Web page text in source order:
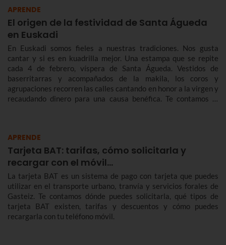
APRENDE
El origen de la festividad de Santa Águeda
en Euskadi
En Euskadi somos fieles a nuestras tradiciones. Nos gusta
cantar y si es en kuadrilla mejor. Una estampa que se repite
cada 4 de febrero, víspera de Santa Águeda. Vestidos de
baserritarras y acompañados de la makila, los coros y
agrupaciones recorren las calles cantando en honor a la virgen y
recaudando dinero para una causa benéfica. Te contamos la
APRENDE
Tarjeta BAT: tarifas, cómo solicitarla y
recargar con el móvil…
La tarjeta BAT es un sistema de pago con tarjeta que puedes
utilizar en el transporte urbano, tranvía y servicios forales de
Gasteiz. Te contamos dónde puedes solicitarla, qué tipos de
tarjeta BAT existen, tarifas y descuentos y cómo puedes
recargarla con tu teléfono móvil.